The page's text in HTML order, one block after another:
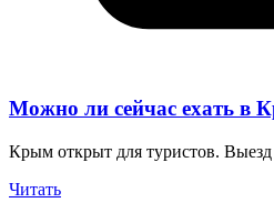
Можно ли сейчас ехать в
Крым открыт для туристов.
Читать